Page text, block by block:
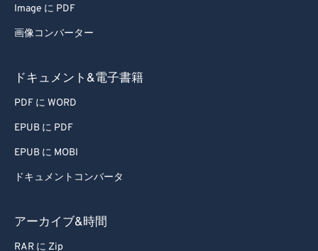
Image に PDF
画像コンバーター
ドキュメント&電子書籍
PDF に WORD
EPUB に PDF
EPUB に MOBI
ドキュメントコンバータ
アーカイブ&時間
RAR に Zip